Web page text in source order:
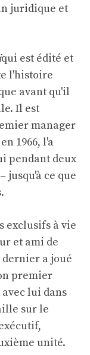
juridique et
qui est édité et
l'histoire
avant qu'il
Il est
manager
1966, l'a
pendant deux
jusqu'à ce que
exclusifs à vie
et ami de
dernier a joué
premier
lui dans
sur le
unité.